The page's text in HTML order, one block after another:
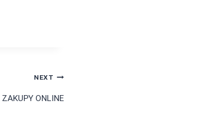
NEXT
ZAKUPY ONLINE